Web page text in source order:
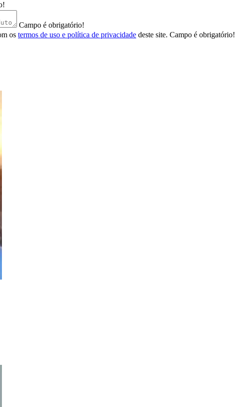
Campo é obrigatório!
os termos de uso e política de privacidade deste site. Campo é obrigatório!